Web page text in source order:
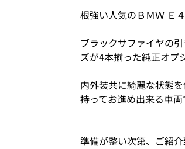
根強い人気のＢＭＷ Ｅ
ブラックサファイヤの
ズが4本揃った純正オプ
内外装共に綺麗な状態
持ってお進め出来る車両
準備が整い次第、ご紹